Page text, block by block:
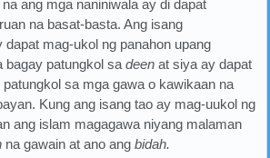
ang mga naniniwala ay di dapat
na basat-basta. Ang isang
dapat mag-ukol ng panahon upang
bagay patungkol sa deen at siya ay dapat
sa mga gawa o kawikaan na
Kung ang isang tao ay mag-uukol ng
ang islam magagawa niyang malaman
na gawain at ano ang bidah.